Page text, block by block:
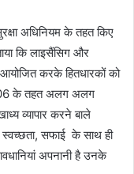
अधिनियम के तहत किए
कि लाइसैंसिग और
करके हितधारकों को
के तहत अलग अलग
व्यापार करने बाले
स्वच्छता, सफाई के साथ ही
अपनानी है उनके